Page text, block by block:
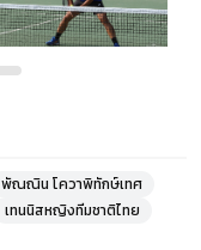
พัณณิน โควาพิทักษ์เทศ
เทนนิสหญิงทีมชาติไทย